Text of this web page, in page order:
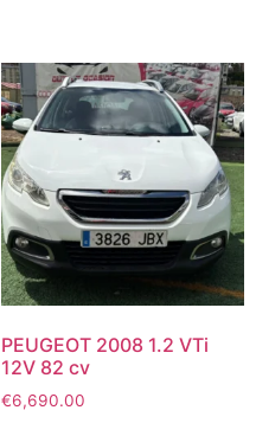
PEUGEOT 2008 1.2 VTi
12V 82 cv
€6,690.00